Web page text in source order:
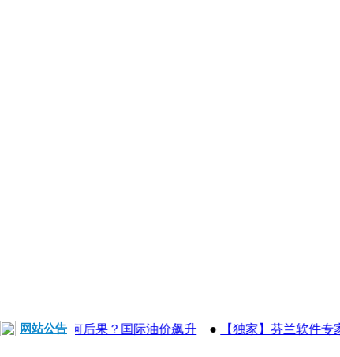
网站公告
塞船有何后果？国际油价飙升● 【独家】芬兰软件专家